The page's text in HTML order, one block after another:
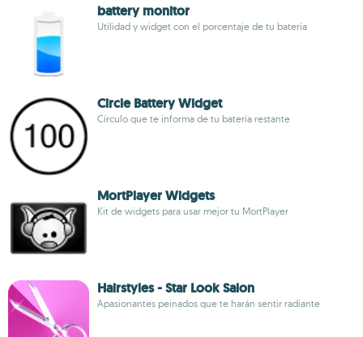
battery monitor
Utilidad y widget con el porcentaje de tu batería
Circle Battery Widget
Círculo que te informa de tu batería restante
MortPlayer Widgets
Kit de widgets para usar mejor tu MortPlayer
Hairstyles - Star Look Salon
Apasionantes peinados que te harán sentir radiante